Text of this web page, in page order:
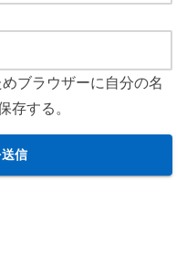
ブラウザーに自分の名
存する。